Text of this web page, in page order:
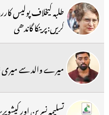
طلبہ کیخلاف پولیس
کریں:پرینکا گاندھی
میرے والد سے میری
تسلیمہ نسرین اور